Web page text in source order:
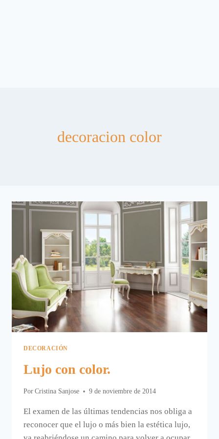
decoracion color
DECORACIÓN
Lujo con color.
Por Cristina Sanjose 9 de noviembre de 2014
El examen de las últimas tendencias nos obliga a
reconocer que el lujo o más bien la estética lujo,